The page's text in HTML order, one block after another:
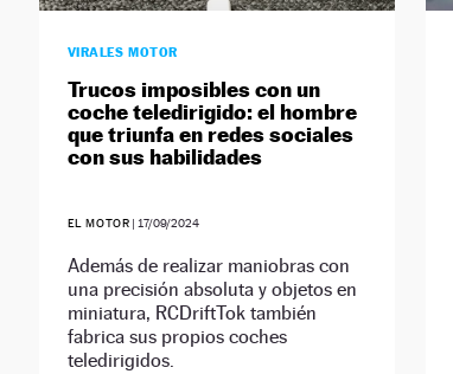
VIRALES MOTOR
Trucos imposibles con un
coche teledirigido: el hombre
que triunfa en redes sociales
con sus habilidades
EL MOTOR | 17/09/2024
Además de realizar maniobras con
una precisión absoluta y objetos en
miniatura, RCDriftTok también
fabrica sus propios coches
teledirigidos.